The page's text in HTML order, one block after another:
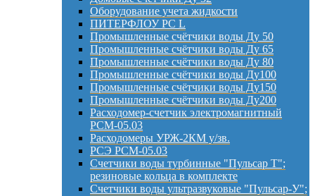
Оборудование учета жидкости
ПИТЕРФЛОУ РС L
Промышленные счётчики воды Ду 50
Промышленные счётчики воды Ду 65
Промышленные счётчики воды Ду 80
Промышленные счётчики воды Ду100
Промышленные счётчики воды Ду150
Промышленные счётчики воды Ду200
Расходомер-счетчик электромагнитный
РСМ-05.03
Расходомеры УРЖ-2КМ у/зв.
РСЭ РСМ-05.03
Счетчики воды турбинные "Пульсар Т";
резиновые кольца в комплекте
Счетчики воды ультразвуковые "Пульсар-У";